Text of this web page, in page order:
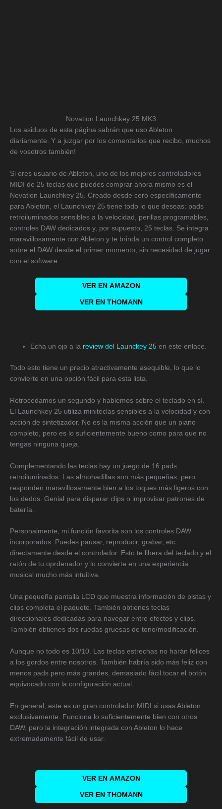
Novation Launchkey 25 MK3
Los asiduos de esta página sabrán que uso Ableton
diariamente. Y a juzgar por los comentarios que recibo, muchos
de vosotros también!
Si eres usuario de Ableton, uno de los mejores controladores
MIDI de 25 teclas que puedes comprar ahora mismo es el
Novation Launchkey 25. Creado desde cero específicamente
para Ableton, el Launchkey 25 tiene todo lo que deseas: pads
retroiluminados sensibles a la velocidad, perillas programables,
controles DAW dedicados y, por supuesto, 25 teclas. Se integra
maravillosamente con Ableton y te brinda un control completo
sobre el DAW desde el primer momento, sin necesidad de jugar
con el software.
VER EN AMAZON
VER EN THOMANN
Echa un ojo a la review del Launckey 25 en este enlace.
Todo esto tiene un precio atractivamente asequible, lo que lo
convierte en una opción fácil para esta lista.
Retrocedamos un segundo y hablemos sobre el teclado en sí.
El Launchkey 25 utiliza miniteclas sensibles a la velocidad y con
acción de sintetizador. No es la misma acción que un piano
completo, pero es lo suficientemente bueno como para que no
tengas ninguna queja.
Complementando las teclas hay un juego de 16 pads
retroiluminados. Las almohadillas son más pequeñas, pero
responden maravillosamente bien a los toques más ligeros con
los dedos. Genial para disparar clips o improvisar patrones de
batería.
Personalmente, mi función favorita son los controles DAW
incorporados. Puedes pausar, reproducir, grabar, etc.
directamente desde el controlador. Esto te libera del teclado y el
ratón de tu oprdenador y lo convierte en una experiencia
musical mucho más intuitiva.
Una pequeña pantalla LCD que muestra información de pistas y
clips completa el paquete. También obtienes teclas
direccionales dedicadas para navegar entre efectos y clips.
También obtienes dos ruedas gruesas de tono/modificación.
Aunque no todo es 10/10. Las teclas estrechas no harán felices
a los gordos entre nosotros. También habría sido más feliz con
menos pads pero más grandes, demasiado fácil tocar el botón
equivocado con la configuración actual.
En general, este es un gran controlador MIDI si usas Ableton
exclusivamente. Funciona lo suficientemente bien con otros
DAW, pero la integración integrada con Ableton lo hace
extremadamente fácil de usar.
VER EN AMAZON
VER EN THOMANN